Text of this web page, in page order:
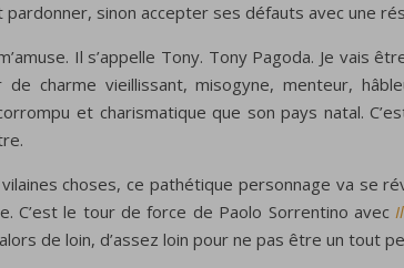
pardonner, sinon accepter ses défauts avec une
Il s’appelle Tony. Tony Pagoda. Je
charme vieillissant, misogyne, menteur,
et charismatique que son pays natal.
choses, ce pathétique personnage va se
C’est le tour de force de Paolo Sorrentino avec
de loin, d’assez loin pour ne pas être un tout